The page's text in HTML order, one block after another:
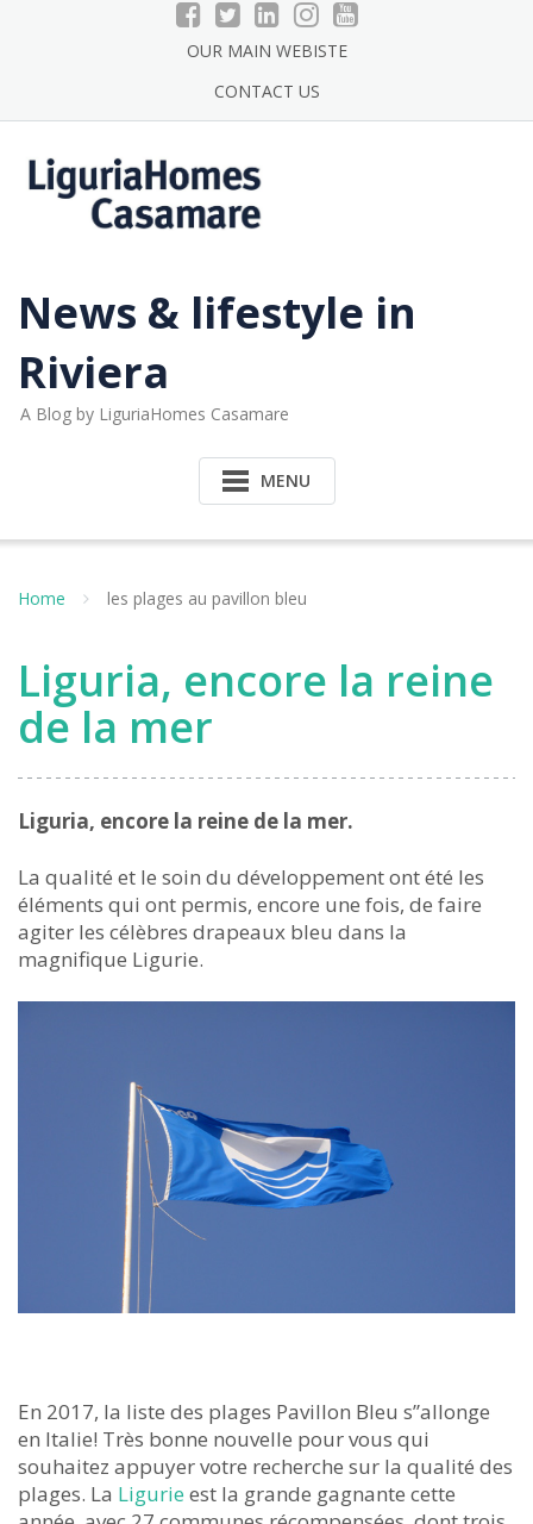
OUR MAIN WEBISTE
CONTACT US
News & lifestyle in
Riviera
A Blog by LiguriaHomes Casamare
MENU
Home les plages au pavillon bleu
Liguria, encore la reine
de la mer
Liguria, encore la reine de la mer.
La qualité et le soin du développement ont été les
éléments qui ont permis, encore une fois, de faire
agiter les célèbres drapeaux bleu dans la
magnifique Ligurie.
En 2017, la liste des plages Pavillon Bleu s”allonge
en Italie! Très bonne nouvelle pour vous qui
souhaitez appuyer votre recherche sur la qualité des
plages. La Ligurie est la grande gagnante cette